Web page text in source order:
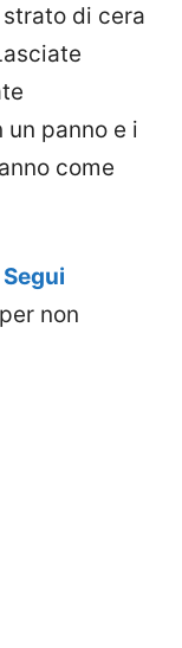
di cera
panno e i
come
Segui
per non